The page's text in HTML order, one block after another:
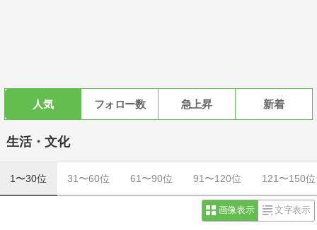
人気 フォロー数 急上昇 新着
生活・文化
1〜30位 31〜60位 61〜90位 91〜120位 121〜150位
画像表示 文字表示